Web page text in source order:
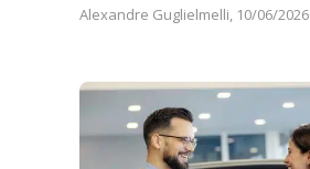
Alexandre Guglielmelli, 10/06/2026